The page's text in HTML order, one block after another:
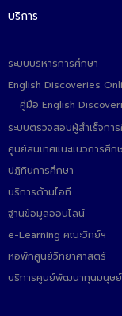
บริการ
ระบบบริหารการศึกษา
English Discoveries
คู่มือ English
ระบบตรวจสอบผู้สำเร็จกา
ศูนย์สนเทศแนะแนวการศึก
ปฏิทินการศึกษา
บริการด้านไอที
ฐานข้อมูลออนไลน์
e-Learning คณะวิทย์ฯ
หอพักศูนย์วิทยาศาสตร์
บริการศูนย์พัฒนาทุนมนุษย์